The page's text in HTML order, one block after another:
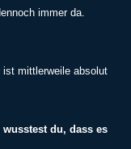
immer da.
mittlerweile absolut
du, dass es